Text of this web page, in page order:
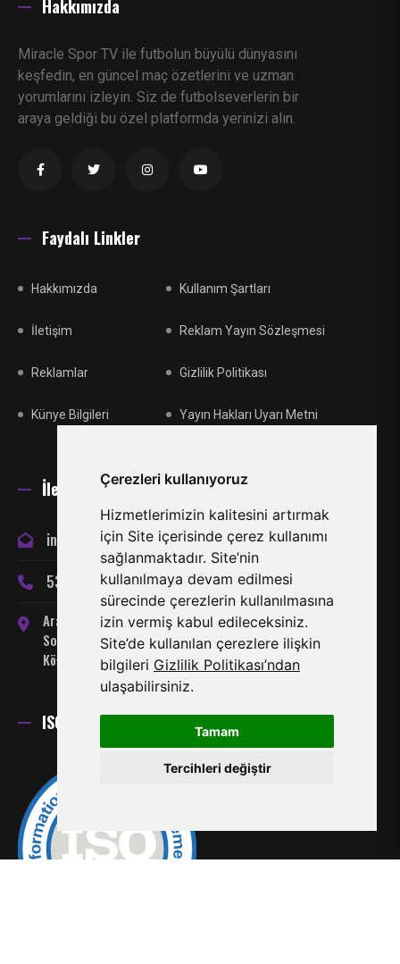
Çerezleri kullanıyoruz
Hizmetlerimizin kalitesini artırmak
için Site içerisinde çerez kullanımı
sağlanmaktadır. Site’nin
kullanılmaya devam edilmesi
sürecinde çerezlerin kullanılmasına
izin vermiş kabul edileceksiniz.
Site’de kullanılan çerezlere ilişkin
bilgileri Gizlilik Politikası’ndan
ulaşabilirsiniz.
Tamam
Tercihleri değiştir
Hakkımızda
Miracle Spor TV ile futbolun büyülü dünyasını
keşfedin, en güncel maç özetlerini ve uzman
yorumlarını izleyin. Siz de futbolseverlerin bir
araya geldiği bu özel platformda yerinizi alın.
Faydalı Linkler
Hakkımızda
İletişim
Reklamlar
Künye Bilgileri
Kullanım Şartları
Reklam Yayın Sözleşmesi
Gizlilik Politikası
Yayın Hakları Uyarı Metni
İletişim
info@miraclespor.com
533 866 24 66
Arabahmet Mahallesi, Server
Somuncuoğlu Sokak No:7
Köşklüçiftlik-Lefkoşa
ISO 27001 Sertifikası